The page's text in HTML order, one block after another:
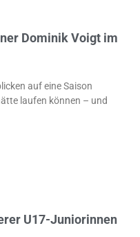
Dominik Voigt im
auf eine Saison
laufen können – und
U17-Juniorinnen